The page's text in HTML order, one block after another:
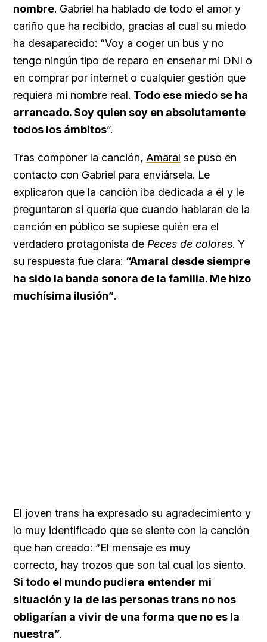
nombre. Gabriel ha hablado de todo el amor y
cariño que ha recibido, gracias al cual su miedo
ha desaparecido: “Voy a coger un bus y no
tengo ningún tipo de reparo en enseñar mi DNI o
en comprar por internet o cualquier gestión que
requiera mi nombre real. Todo ese miedo se ha
arrancado. Soy quien soy en absolutamente
todos los ámbitos”.
Tras componer la canción, Amaral se puso en
contacto con Gabriel para enviársela. Le
explicaron que la canción iba dedicada a él y le
preguntaron si quería que cuando hablaran de la
canción en público se supiese quién era el
verdadero protagonista de Peces de colores. Y
su respuesta fue clara: “Amaral desde siempre
ha sido la banda sonora de la familia. Me hizo
muchísima ilusión”.
El joven trans ha expresado su agradecimiento y
lo muy identificado que se siente con la canción
que han creado: “El mensaje es muy
correcto, hay trozos que son tal cual los siento.
Si todo el mundo pudiera entender mi
situación y la de las personas trans no nos
obligarían a vivir de una forma que no es la
nuestra”.